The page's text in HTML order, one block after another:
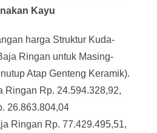
Kayu
harga Struktur Kuda-
Ringan untuk Masing-
Atap Genteng Keramik).
Ringan Rp. 24.594.328,92,
26.863.804,04
Ringan Rp. 77.429.495,51,